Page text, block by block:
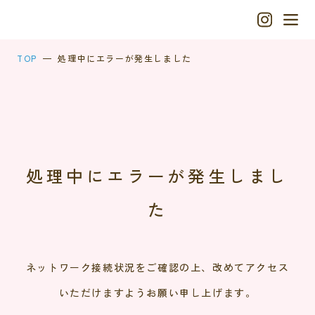
TOP 処理中にエラーが発生しました
処理中にエラーが発生しまし
た
ネットワーク接続状況をご確認の上、改めてアクセス
いただけますようお願い申し上げます。